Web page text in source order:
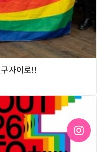
사이로!!
2026년